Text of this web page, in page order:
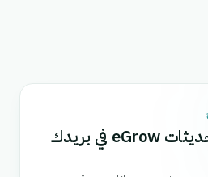
احصل على آخر تحديثات eGrow في بريدك